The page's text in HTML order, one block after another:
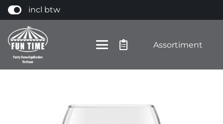
incl btw
Assortiment